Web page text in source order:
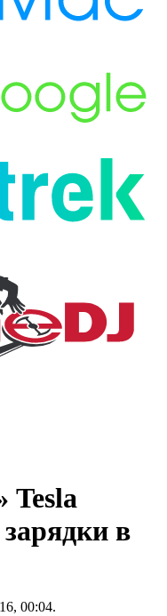
Tesla
в
00:04.